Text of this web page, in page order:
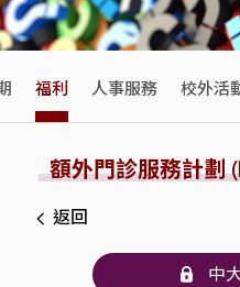
福利 人事服務 校外活
額外門診服務計劃
返回
中